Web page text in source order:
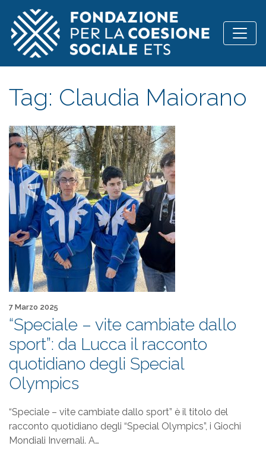
Vai al contenuto
Tag: Claudia Maiorano
Pubblicato il
7 Marzo 2025
“Speciale – vite cambiate dallo
sport”: da Lucca il racconto
quotidiano degli Special
Olympics
“Speciale – vite cambiate dallo sport” è il titolo del
racconto quotidiano degli “Special Olympics”, i Giochi
Mondiali Invernali. A…